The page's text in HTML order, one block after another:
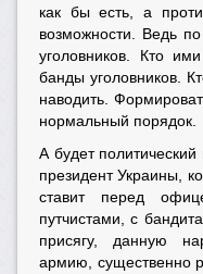
как бы есть, а
возможности. Ведь
уголовников. Кто
банды уголовников.
наводить.
нормальный порядок.
А будет
президент Украины,
ставит перед
путчистами, с
присягу, данную
армию, существенно